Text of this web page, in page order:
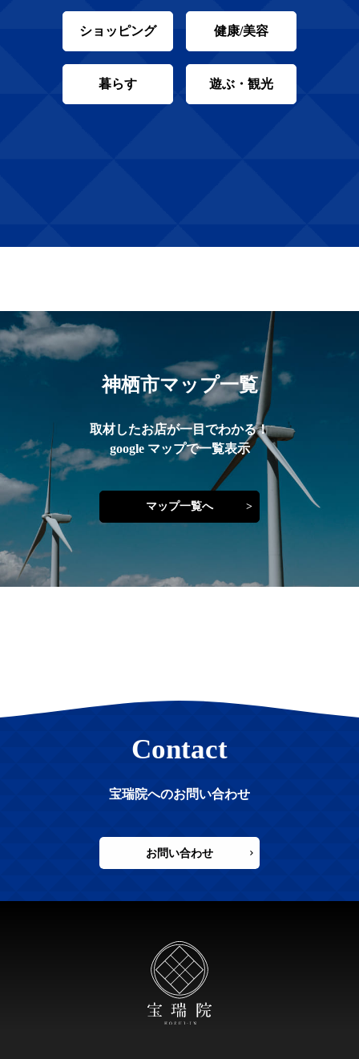
ショッピング 健康/美容
暮らす 遊ぶ・観光
神栖市マップ一覧
取材したお店が一目でわかる！
google マップで一覧表示
マップ一覧へ
Contact
宝瑞院へのお問い合わせ
お問い合わせ